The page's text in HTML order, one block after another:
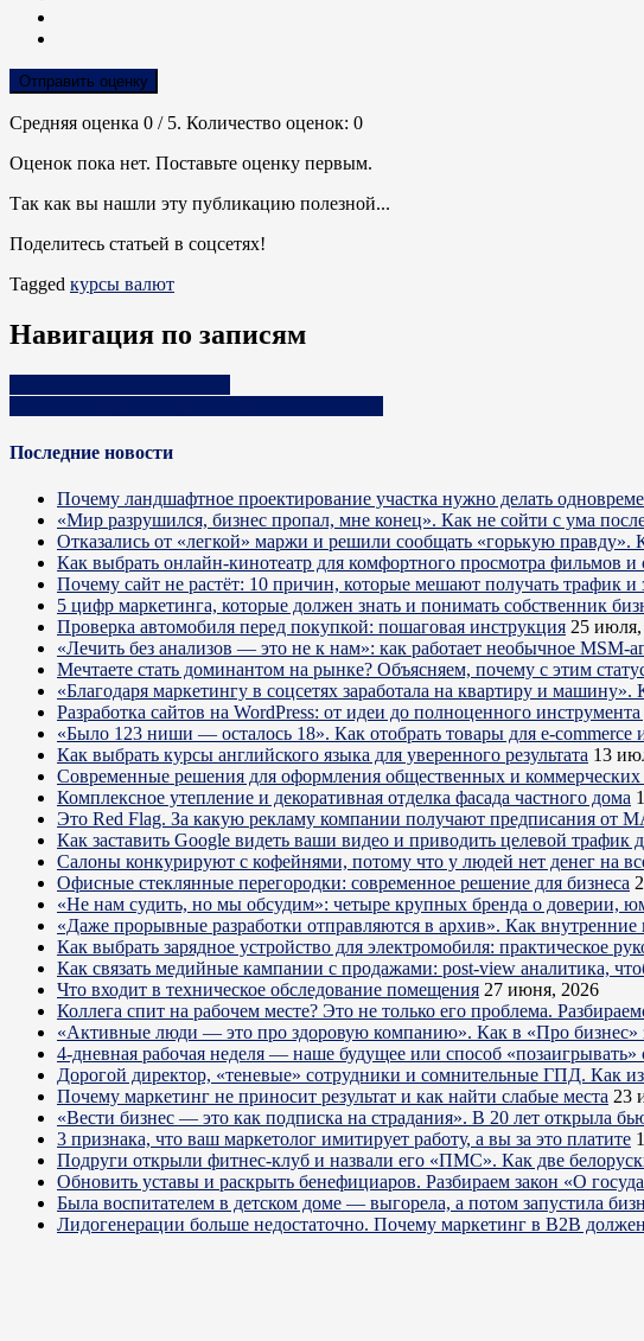
Отправить оценку
Средняя оценка 0 / 5. Количество оценок: 0
Оценок пока нет. Поставьте оценку первым.
Так как вы нашли эту публикацию полезной...
Поделитесь статьей в соцсетях!
Tagged курсы валют
Навигация по записям
Последние новости
Почему ландшафтное проектирование участка нужно делать
«Мир разрушился, бизнес пропал, мне конец». Как не сойти с ума
Отказались от «легкой» маржи и решили сообщать «горькую правду».
Как выбрать онлайн-кинотеатр для комфортного просмотра фильмов и
Почему сайт не растёт: 10 причин, которые мешают получать трафик и
5 цифр маркетинга, которые должен знать и понимать собственник
Проверка автомобиля перед покупкой: пошаговая инструкция 25
«Лечить без анализов — это не к нам»: как работает необычное MSM-
Мечтаете стать доминантом на рынке? Объясняем, почему с этим
«Благодаря маркетингу в соцсетях заработала на квартиру и
Разработка сайтов на WordPress: от идеи до полноценного инструмента
«Было 123 ниши — осталось 18». Как отобрать товары для e-commerce
Как выбрать курсы английского языка для уверенного результата 13
Современные решения для оформления общественных и коммерческих
Комплексное утепление и декоративная отделка фасада частного дома
Это Red Flag. За какую рекламу компании получают предписания от
Как заставить Google видеть ваши видео и приводить целевой трафик
Салоны конкурируют с кофейнями, потому что у людей нет денег на
Офисные стеклянные перегородки: современное решение для бизнеса
«Не нам судить, но мы обсудим»: четыре крупных бренда о доверии,
«Даже прорывные разработки отправляются в архив». Как
Как выбрать зарядное устройство для электромобиля: практическое
Как связать медийные кампании с продажами: post-view аналитика,
Что входит в техническое обследование помещения 27 июня, 2026
Коллега спит на рабочем месте? Это не только его проблема.
«Активные люди — это про здоровую компанию». Как в «Про
4-дневная рабочая неделя — наше будущее или способ «позаигрывать»
Дорогой директор, «теневые» сотрудники и сомнительные ГПД. Как
Почему маркетинг не приносит результат и как найти слабые места 23
«Вести бизнес — это как подписка на страдания». В 20 лет открыла
3 признака, что ваш маркетолог имитирует работу, а вы за это платите
Подруги открыли фитнес-клуб и назвали его «ПМС». Как две
Обновить уставы и раскрыть бенефициаров. Разбираем закон «О
Была воспитателем в детском доме — выгорела, а потом запустила
Лидогенерации больше недостаточно. Почему маркетинг в B2B должен